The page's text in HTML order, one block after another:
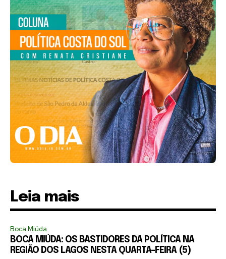
Leia mais
Boca Miúda
BOCA MIÚDA: OS BASTIDORES DA POLÍTICA NA
REGIÃO DOS LAGOS NESTA QUARTA-FEIRA (5)